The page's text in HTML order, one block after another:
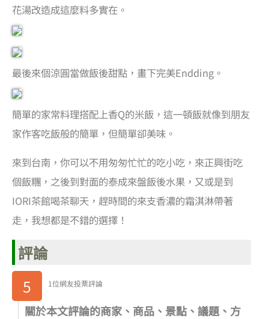
花湯改造成這麼料多實在。
最後來個涼圓當做飯後甜點，畫下完美Endding。
簡單的家常料理搭配上香Q的米飯，這一頓飯就像到朋友
家作客吃飯般的簡單，但簡單卻美味。
來到台南，你可以不用匆匆忙忙的吃小吃，來正興街吃
個飯糰，之後到對面的泰成來盤飯後水果，又或是到
IORI茶館喝茶聊天，趕時間的來支香濃的霜淇淋帶著
走，我想都是不錯的選擇！
評論
5
1位網友投票評論
關於本文評論的商家、商品、景點、議題、方